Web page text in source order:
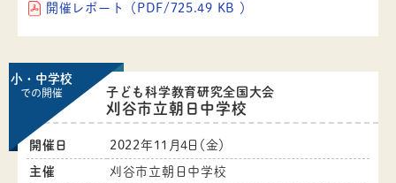
開催レポート（PDF/725.49 KB ）
小・中学校
での開催 子ども科学教育研究全国大会
刈谷市立朝日中学校
開催日 2022年11月4日（金）
主催 刈谷市立朝日中学校